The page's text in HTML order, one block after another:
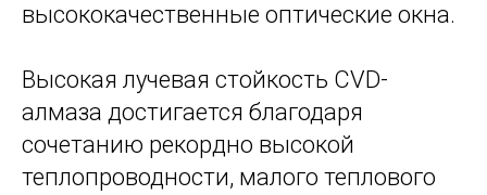
высококачественные оптические окна.
Высокая лучевая стойкость CVD-
алмаза достигается благодаря
сочетанию рекордно высокой
теплопроводности, малого теплового